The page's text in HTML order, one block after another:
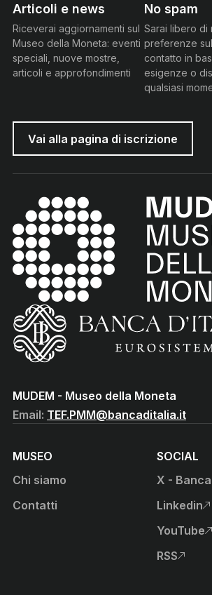
Articoli e news
Riceverai aggiornamenti sul
Museo della Moneta: eventi
speciali, nuove mostre,
articoli e approfondimenti
No spam
Sarai libero di
preferenze
contatto in
esigenze o
qualsiasi
Vai alla pagina di iscrizione
MUDEM - Museo
(torna all'home page)
MUDEM - Museo della Moneta
Email: TEF.PMM@bancaditalia.it
MUSEO
Chi siamo
Contatti
SOCIAL
X -
, apre
Linkedin
, apre
YouTube
, apre
RSS
, apre